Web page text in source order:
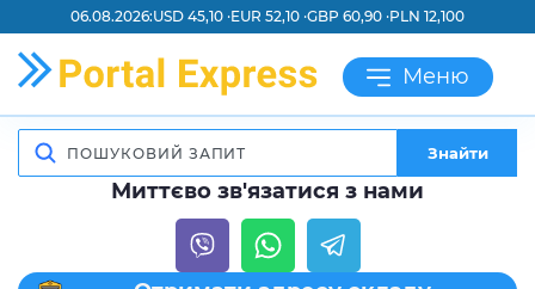
06.08.2026:USD 45,10 ·EUR 52,10 ·GBP 60,90 ·PLN 12,100
Меню
Знайти
Миттєво зв'язатися з нами